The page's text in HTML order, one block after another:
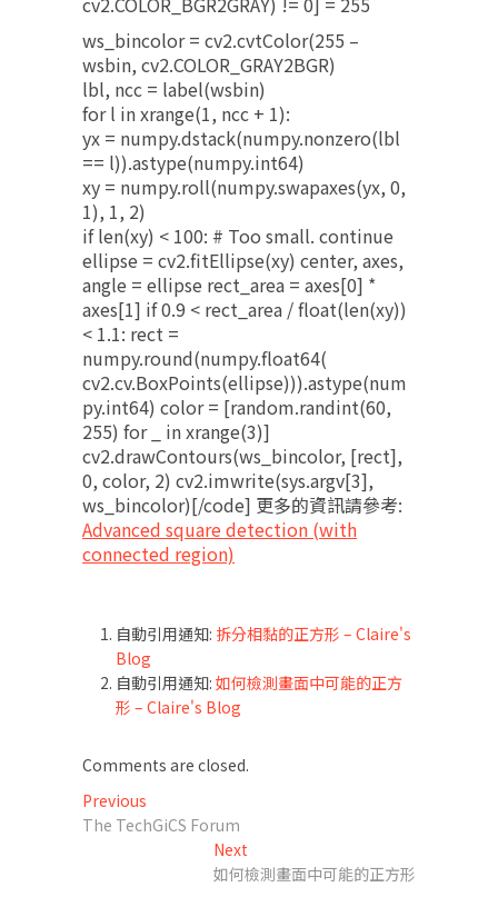
ws_bincolor = cv2.cvtColor(255 –
wsbin, cv2.COLOR_GRAY2BGR)
lbl, ncc = label(wsbin)
for l in xrange(1, ncc + 1):
yx = numpy.dstack(numpy.nonzero(lbl
== l)).astype(numpy.int64)
xy = numpy.roll(numpy.swapaxes(yx, 0,
1), 1, 2)
if len(xy) < 100: # Too small. continue
ellipse = cv2.fitEllipse(xy) center, axes,
angle = ellipse rect_area = axes[0] *
axes[1] if 0.9 < rect_area / float(len(xy))
< 1.1: rect =
numpy.round(numpy.float64(
cv2.cv.BoxPoints(ellipse))).astype(num
py.int64) color = [random.randint(60,
255) for _ in xrange(3)]
cv2.drawContours(ws_bincolor, [rect],
0, color, 2) cv2.imwrite(sys.argv[3],
ws_bincolor)[/code] 更多的資訊請參考:
Advanced square detection (with
connected region)
自動引用通知: 拆分相黏的正方形 – Claire's
Blog
自動引用通知: 如何檢測畫面中可能的正方
形 – Claire's Blog
Comments are closed.
文
章
Previous
post:
The TechGiCS Forum
Next
post:
如何檢測畫面中可能的正方形